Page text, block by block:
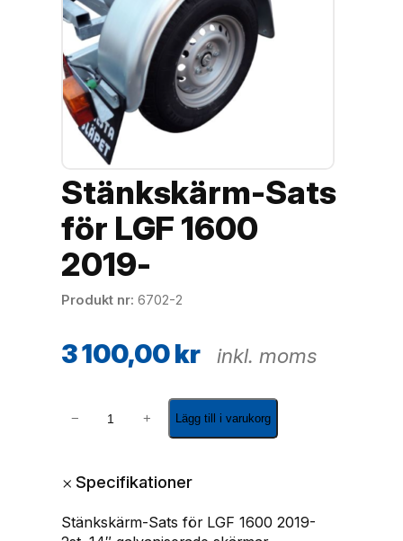
Stänkskärm-Sats
för LGF 1600
2019-
Produkt nr 6702-2
3 100,00kr inkl. moms
k
k
− + Lägg till i varukorg
+Specifikationer
Stänkskärm-Sats för LGF 1600 2019-